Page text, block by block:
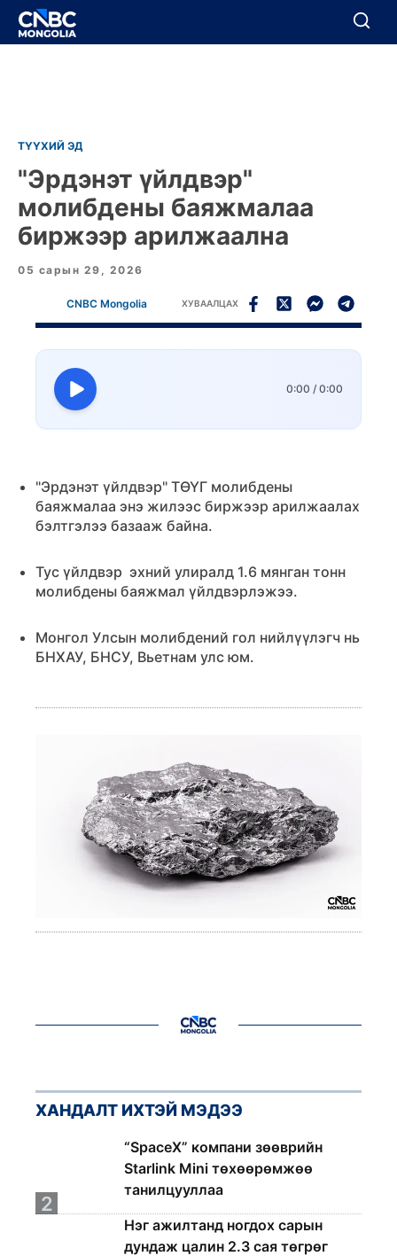
BREAKING
Цуцлах
ТҮҮХИЙ ЭД
"Эрдэнэт үйлдвэр"
молибдены баяжмалаа
биржээр арилжаална
05 сарын 29, 2026
CNBC Mongolia ХУВААЛЦАХ
0:00 / 0:00
"Эрдэнэт үйлдвэр" ТӨҮГ молибдены
баяжмалаа энэ жилээс биржээр арилжаалах
бэлтгэлээ базааж байна.
Тус үйлдвэр эхний улиралд 1.6 мянган тонн
молибдены баяжмал үйлдвэрлэжээ.
Монгол Улсын молибдений гол нийлүүлэгч нь
БНХАУ, БНСУ, Вьетнам улс юм.
ХАНДАЛТ ИХТЭЙ МЭДЭЭ
“SpaceX” компани зөөврийн
Starlink Mini төхөөрөмжөө
танилцууллаа
2
Нэг ажилтанд ногдох сарын
дундаж цалин 2.3 сая төгрөг